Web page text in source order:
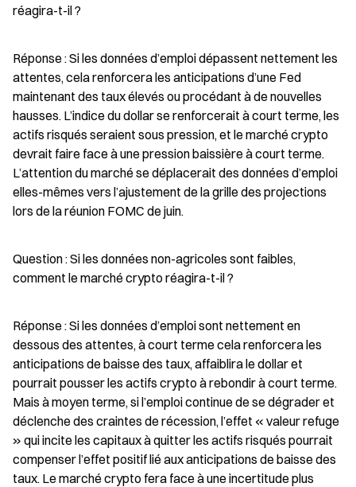
réagira-t-il ?
Réponse : Si les données d’emploi dépassent nettement les
attentes, cela renforcera les anticipations d’une Fed
maintenant des taux élevés ou procédant à de nouvelles
hausses. L’indice du dollar se renforcerait à court terme, les
actifs risqués seraient sous pression, et le marché crypto
devrait faire face à une pression baissière à court terme.
L’attention du marché se déplacerait des données d’emploi
elles-mêmes vers l’ajustement de la grille des projections
lors de la réunion FOMC de juin.
Question : Si les données non-agricoles sont faibles,
comment le marché crypto réagira-t-il ?
Réponse : Si les données d’emploi sont nettement en
dessous des attentes, à court terme cela renforcera les
anticipations de baisse des taux, affaiblira le dollar et
pourrait pousser les actifs crypto à rebondir à court terme.
Mais à moyen terme, si l’emploi continue de se dégrader et
déclenche des craintes de récession, l’effet « valeur refuge
» qui incite les capitaux à quitter les actifs risqués pourrait
compenser l’effet positif lié aux anticipations de baisse des
taux. Le marché crypto fera face à une incertitude plus